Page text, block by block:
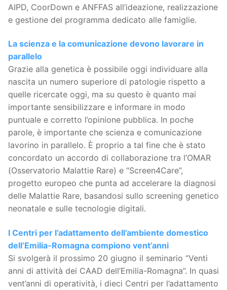
AIPD, CoorDown e ANFFAS all’ideazione, realizzazione
e gestione del programma dedicato alle famiglie.
La scienza e la comunicazione devono lavorare in
parallelo
Grazie alla genetica è possibile oggi individuare alla
nascita un numero superiore di patologie rispetto a
quelle ricercate oggi, ma su questo è quanto mai
importante sensibilizzare e informare in modo
puntuale e corretto l’opinione pubblica. In poche
parole, è importante che scienza e comunicazione
lavorino in parallelo. È proprio a tal fine che è stato
concordato un accordo di collaborazione tra l’OMAR
(Osservatorio Malattie Rare) e “Screen4Care”,
progetto europeo che punta ad accelerare la diagnosi
delle Malattie Rare, basandosi sullo screening genetico
neonatale e sulle tecnologie digitali.
I Centri per l’adattamento dell’ambiente domestico
dell’Emilia-Romagna compiono vent’anni
Si svolgerà il prossimo 20 giugno il seminario “Venti
anni di attività dei CAAD dell’Emilia-Romagna”. In quasi
vent’anni di operatività, i dieci Centri per l’adattamento